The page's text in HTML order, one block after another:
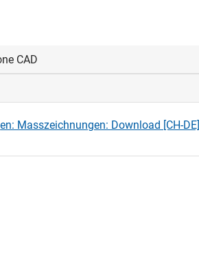
CAD
e scaricare i file CAD.
Masszeichnungen: Download [CH-DE]